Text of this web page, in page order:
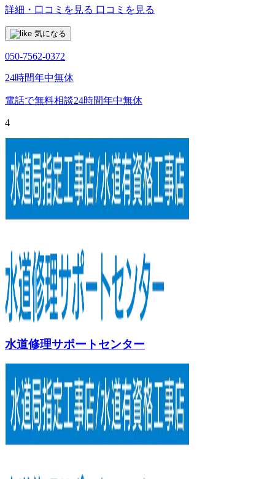
詳細・口コミを見る 口コミを見る
気になる
050-7562-0372
24時間年中無休
電話で無料相談24時間年中無休
4
水道修理サポートセンター